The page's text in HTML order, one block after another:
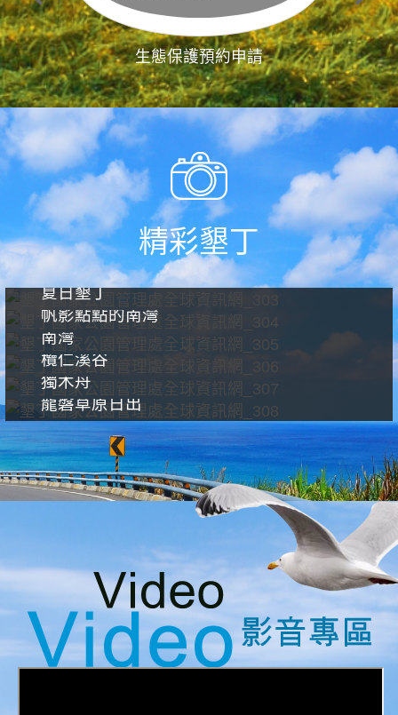
生態保護預約申請
精彩墾丁
夏日墾丁
帆影點點的南灣
南灣
欖仁溪谷
獨木舟
龍磐草原日出